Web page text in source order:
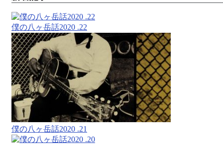
僕の八ヶ岳話2020 .22
僕の八ヶ岳話2020 .21